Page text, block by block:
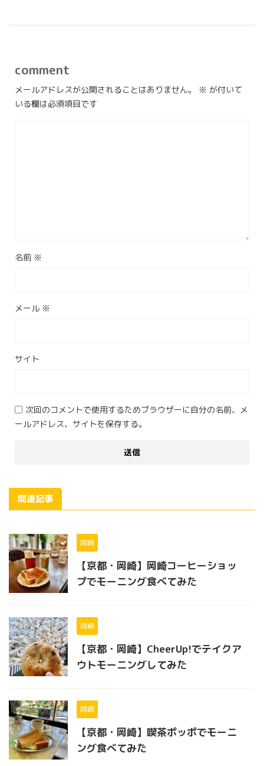
comment
メールアドレスが公開されることはありません。 ※ が付いて
いる欄は必須項目です
名前 ※
メール ※
サイト
次回のコメントで使用するためブラウザーに自分の名前、メ
ールアドレス、サイトを保存する。
関連記事
岡崎
【京都・岡崎】岡崎コーヒーショッ
プでモーニング食べてみた
岡崎
【京都・岡崎】CheerUp!でテイクア
ウトモーニングしてみた
岡崎
【京都・岡崎】喫茶ポッポでモーニ
ング食べてみた